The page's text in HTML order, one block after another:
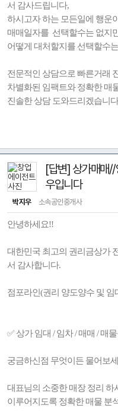
서 감사드립니다,
하시고자 하는 모든일에 행운
매매일자를 선택할수는 없지
어떻게 대처할지를 선택할수
전문적인 상담으로 빠른거래
차별화된 임팩트와 정확한 매
진솔한 상담 도와드리겠습니
[답변] 상가매매//
우입니다
박지우 소속공인중개사
안녕하세요!!
대한민국 최고의 권리금상가
서 감사합니다.
점포라인(권리 양도양수 및
✅️ 상가 임대 / 임차 / 매매 / 매
궁금하신점 무엇이든 물어보
대표님의 소중한 매장 정리 하
이루어지도록 정확한 매물 분